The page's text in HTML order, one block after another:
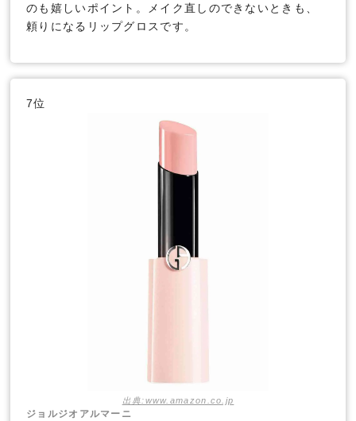
のも嬉しいポイント。メイク直しのできないときも、
頼りになるリップグロスです。
7位
出典:www.amazon.co.jp
ジョルジオアルマーニ